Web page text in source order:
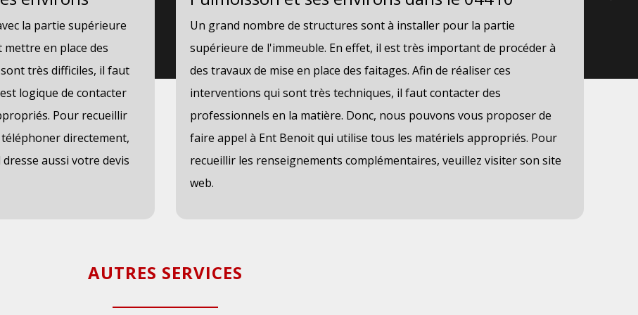
la partie supérieure
en place des
très difficiles, il faut
logique de contacter
Pour recueillir
directement,
aussi votre devis
Un grand nombre de structures sont à installer pour la partie
supérieure de l'immeuble. En effet, il est très important de procéder à
des travaux de mise en place des faitages. Afin de réaliser ces
interventions qui sont très techniques, il faut contacter des
professionnels en la matière. Donc, nous pouvons vous proposer de
faire appel à Ent Benoit qui utilise tous les matériels appropriés. Pour
recueillir les renseignements complémentaires, veuillez visiter son site
web.
AUTRES SERVICES